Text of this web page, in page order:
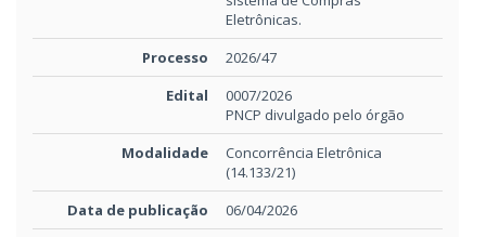
Eletrônicas.
Processo
2026/47
Edital
0007/2026
PNCP divulgado pelo órgão
Modalidade
Concorrência Eletrônica
(14.133/21)
Data de publicação
06/04/2026